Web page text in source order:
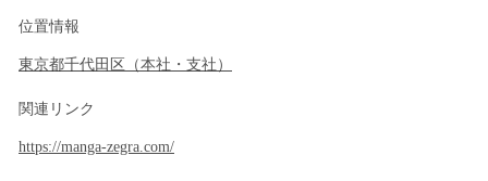
位置情報
東京都千代田区 （本社・支社 ）
関連リンク
https://manga-zegra.com/